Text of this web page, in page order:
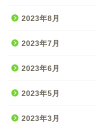
2023年8月
2023年7月
2023年6月
2023年5月
2023年3月